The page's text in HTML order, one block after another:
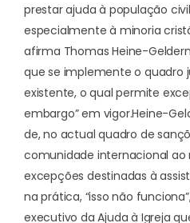
prestar ajuda à população
especialmente à minoria
afirma Thomas Heine-
que se implemente o quadro
existente, o qual permite
embargo” em vigor.Heine-
de, no actual quadro de
comunidade internacional ao
excepções destinadas à
na prática, “isso não funciona
executivo da Ajuda à Igreja